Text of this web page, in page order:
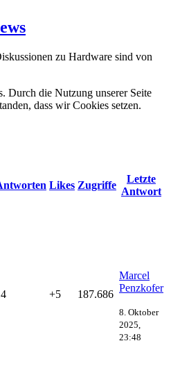
zu Hardware sind von
Durch die Nutzung unserer Seite
dass wir Cookies setzen.
Likes Zugriffe
Letzte
Antwort
+5 187.686
Marcel
Penzkofer
8. Oktober
2025,
23:48